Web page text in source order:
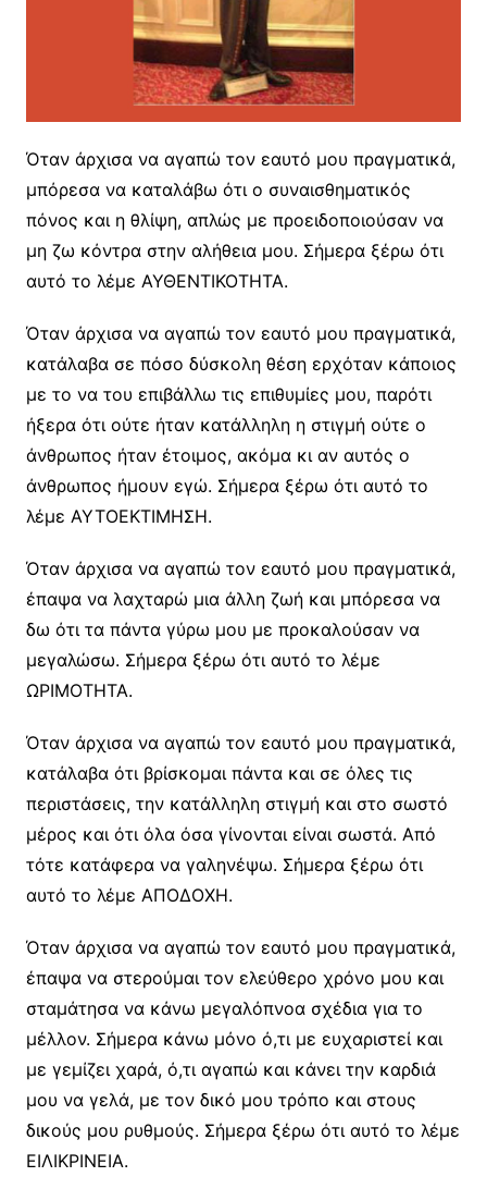
Όταν άρχισα να αγαπώ τον εαυτό μου πραγματικά,
μπόρεσα να καταλάβω ότι ο συναισθηματικός
πόνος και η θλίψη, απλώς με προειδοποιούσαν να
μη ζω κόντρα στην αλήθεια μου. Σήμερα ξέρω ότι
αυτό το λέμε ΑΥΘΕΝΤΙΚΟΤΗΤΑ.
Όταν άρχισα να αγαπώ τον εαυτό μου πραγματικά,
κατάλαβα σε πόσο δύσκολη θέση ερχόταν κάποιος
με το να του επιβάλλω τις επιθυμίες μου, παρότι
ήξερα ότι ούτε ήταν κατάλληλη η στιγμή ούτε ο
άνθρωπος ήταν έτοιμος, ακόμα κι αν αυτός ο
άνθρωπος ήμουν εγώ. Σήμερα ξέρω ότι αυτό το
λέμε ΑΥΤΟΕΚΤΙΜΗΣΗ.
Όταν άρχισα να αγαπώ τον εαυτό μου πραγματικά,
έπαψα να λαχταρώ μια άλλη ζωή και μπόρεσα να
δω ότι τα πάντα γύρω μου με προκαλούσαν να
μεγαλώσω. Σήμερα ξέρω ότι αυτό το λέμε
ΩΡΙΜΟΤΗΤΑ.
Όταν άρχισα να αγαπώ τον εαυτό μου πραγματικά,
κατάλαβα ότι βρίσκομαι πάντα και σε όλες τις
περιστάσεις, την κατάλληλη στιγμή και στο σωστό
μέρος και ότι όλα όσα γίνονται είναι σωστά. Από
τότε κατάφερα να γαληνέψω. Σήμερα ξέρω ότι
αυτό το λέμε ΑΠΟΔΟΧΗ.
Όταν άρχισα να αγαπώ τον εαυτό μου πραγματικά,
έπαψα να στερούμαι τον ελεύθερο χρόνο μου και
σταμάτησα να κάνω μεγαλόπνοα σχέδια για το
μέλλον. Σήμερα κάνω μόνο ό,τι με ευχαριστεί και
με γεμίζει χαρά, ό,τι αγαπώ και κάνει την καρδιά
μου να γελά, με τον δικό μου τρόπο και στους
δικούς μου ρυθμούς. Σήμερα ξέρω ότι αυτό το λέμε
ΕΙΛΙΚΡΙΝΕΙΑ.